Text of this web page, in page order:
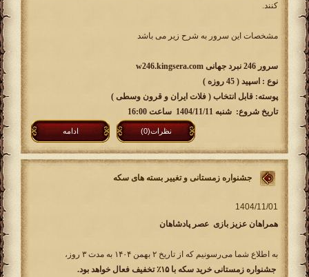
کنند.
مشخصات این سرور به شرح زیر می باشد
سرور 246 نبرد جهانی w246.kingsera.com
نوع : اسپید ( 45 روزه )
پوسته: قابل انتخاب ( فلات ایران و قرون وسطی )
تاریخ شروع: شنبه 1404/11/11 ساعت 16:00
ادامه نظرات(0)
جشنواره زمستانی و تغییر بسته های سکه
همراهان عزیز بازی عصر پادشاهان
به اطلاع شما می‌رسونیم که از تاریخ ۲ بهمن ۱۴۰۴ به مدت ۳ روز،
جشنواره زمستانی خرید سکه با ۱۵٪ تخفیف فعال خواهد بود.